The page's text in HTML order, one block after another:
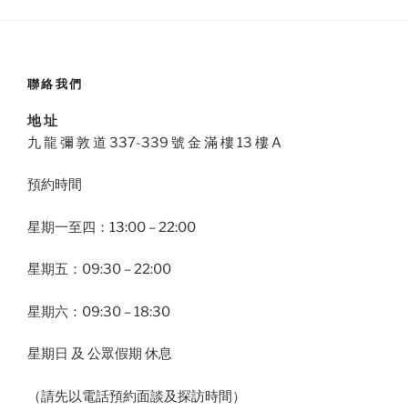
聯絡我們
地 址
九 龍 彌 敦 道 337-339 號 金 滿 樓 13 樓 A
預約時間
星期一至四：13:00 – 22:00
星期五：09:30 – 22:00
星期六：09:30 – 18:30
星期日 及 公眾假期 休息
（請先以電話預約面談及探訪時間）